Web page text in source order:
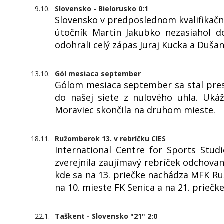
9.10. Slovensko - Bielorusko 0:1
Slovensko v predposlednom
útočník Martin Jakubko nezasiahol
odohrali celý zápas Juraj Kucka a
13.10. Gól mesiaca september
Gólom mesiaca september sa stal
do našej siete z nulového uhla.
Moraviec skončila na druhom mieste.
18.11. Ružomberok 13. v rebríčku CIES
International Centre for Sports
zverejnila zaujímavý rebríček
kde sa na 13. priečke nachádza MFK
na 10. mieste FK Senica a na 21.
22.1. Taškent - Slovensko "21" 2:0